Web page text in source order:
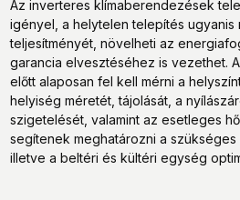
Az inverteres klímaberendezések
igényel, a helytelen telepítés ugyanis
teljesítményét, növelheti az
garancia elvesztéséhez is vezethet.
előtt alaposan fel kell mérni a
helyiség méretét, tájolását, a
szigetelését, valamint az esetleges
segítenek meghatározni a szükséges
illetve a beltéri és kültéri egység